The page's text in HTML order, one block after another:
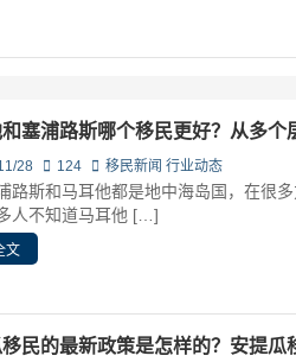
塞浦路斯哪个移民更好？从多个
28 124 移民新闻 行业动态
斯和马耳他都是地中海岛国，在很多
人不知道马耳他 […]
文
民的最新政策是怎样的？安提瓜